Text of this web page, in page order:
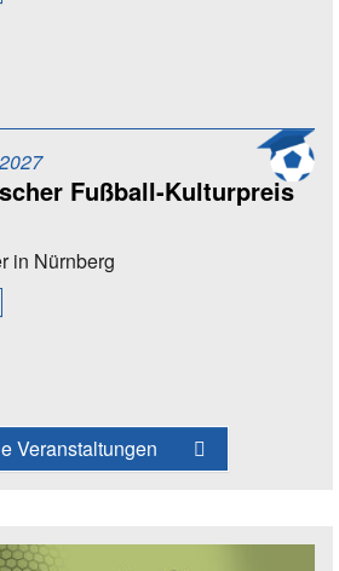
Fußball-Kulturpreis
in Nürnberg
Veranstaltungen